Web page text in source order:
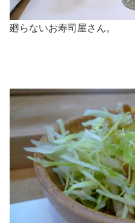
廻らないお寿司屋さん。